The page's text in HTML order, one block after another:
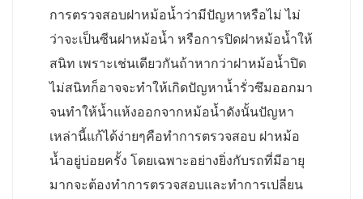
การตรวจสอบฝาหม้อน้ำว่ามีปัญหาหรือไม่ ไม่
ว่าจะเป็นซีนฝาหม้อน้ำ หรือการปิดฝาหม้อน้ำให้
สนิท เพราะเช่นเดียวกันถ้าหากว่าฝาหม้อน้ำปิด
ไม่สนิทก็อาจจะทำให้เกิดปัญหาน้ำรั่วซึมออกมา
จนทำให้น้ำแห้งออกจากหม้อน้ำดังนั้นปัญหา
เหล่านี้แก้ได้ง่ายๆคือทำการตรวจสอบ ฝาหม้อ
น้ำอยู่บ่อยครั้ง โดยเฉพาะอย่างยิ่งกับรถที่มีอายุ
มากจะต้องทำการตรวจสอบและทำการเปลี่ยน